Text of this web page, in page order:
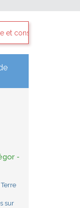
internautes
-
sur